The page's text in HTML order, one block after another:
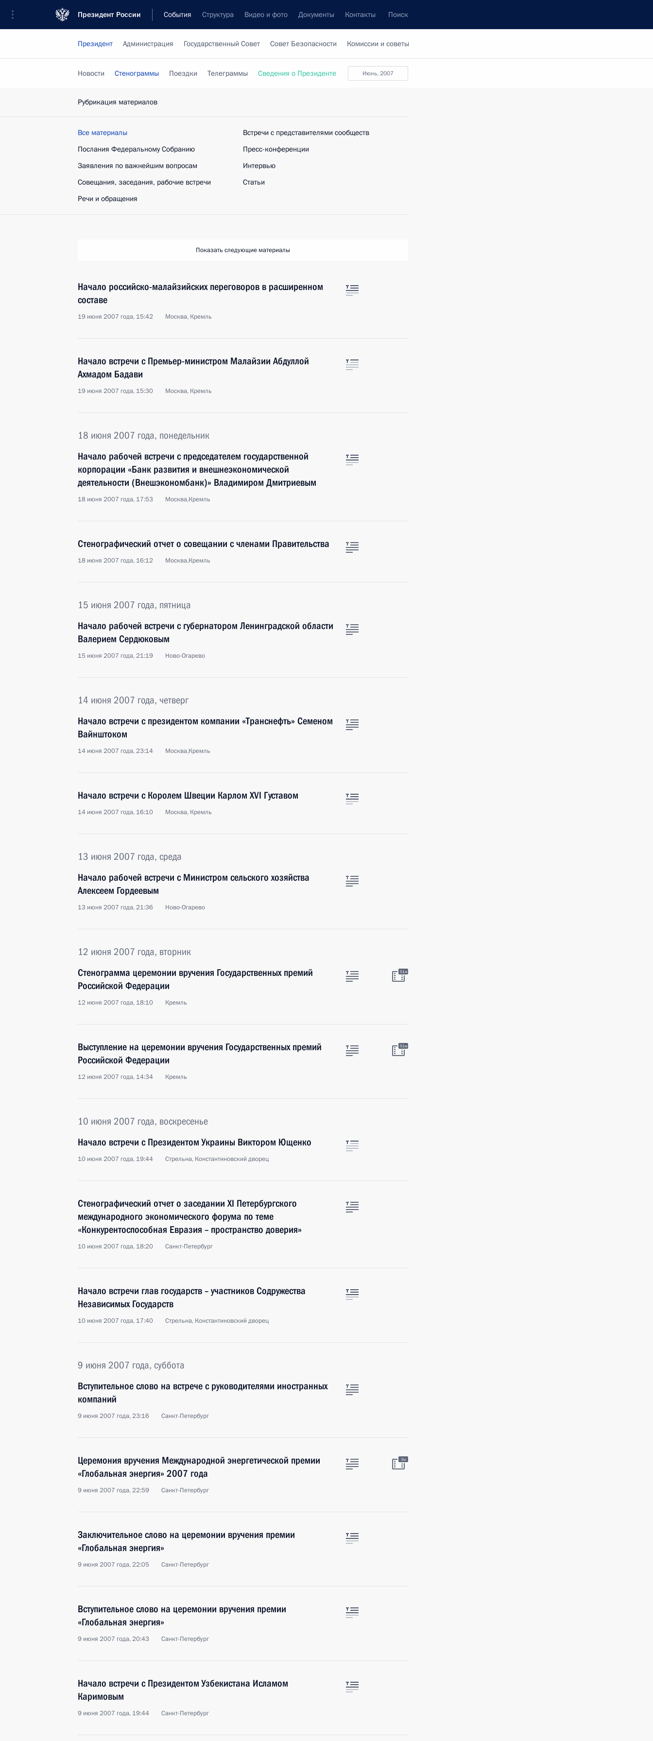
Президент России События Структура Видео и фото Документы Контакты Поиск
Президент Администрация Государственный Совет Совет Безопасности Комиссии и советы
Июнь, 2007
Новости Стенограммы Поездки Телеграммы Сведения о Президенте
Рубрикация материалов
Все материалы
Послания Федеральному Собранию
Заявления по важнейшим вопросам
Совещания, заседания, рабочие встречи
Речи и обращения
Встречи с представителями сообществ
Пресс-конференции
Интервью
Статьи
Показать следующие материалы
Начало российско-малайзийских переговоров в расширенном
составе
19 июня 2007 года, 15:42 Москва, Кремль
Начало встречи с Премьер-министром Малайзии Абдуллой
Ахмадом Бадави
19 июня 2007 года, 15:30 Москва, Кремль
18 июня 2007 года, понедельник
Начало рабочей встречи с председателем государственной
корпорации «Банк развития и внешнеэкономической
деятельности (Внешэкономбанк)» Владимиром Дмитриевым
18 июня 2007 года, 17:53 Москва,Кремль
Стенографический отчет о совещании с членами Правительства
18 июня 2007 года, 16:12 Москва,Кремль
15 июня 2007 года, пятница
Начало рабочей встречи с губернатором Ленинградской области
Валерием Сердюковым
15 июня 2007 года, 21:19 Ново-Огарево
14 июня 2007 года, четверг
Начало встречи с президентом компании «Транснефть» Семеном
Вайнштоком
14 июня 2007 года, 23:14 Москва,Кремль
Начало встречи с Королем Швеции Карлом XVI Густавом
14 июня 2007 года, 16:10 Москва, Кремль
13 июня 2007 года, среда
Начало рабочей встречи с Министром сельского хозяйства
Алексеем Гордеевым
13 июня 2007 года, 21:36 Ново-Огарево
12 июня 2007 года, вторник
Стенограмма церемонии вручения Государственных премий
Российской Федерации
12 июня 2007 года, 18:10 Кремль
51м
Выступление на церемонии вручения Государственных премий
Российской Федерации
12 июня 2007 года, 14:34 Кремль
51м
10 июня 2007 года, воскресенье
Начало встречи с Президентом Украины Виктором Ющенко
10 июня 2007 года, 19:44 Стрельна, Константиновский дворец
Стенографический отчет о заседании XI Петербургского
международного экономического форума по теме
«Конкурентоспособная Евразия – пространство доверия»
10 июня 2007 года, 18:20 Санкт-Петербург
Начало встречи глав государств – участников Содружества
Независимых Государств
10 июня 2007 года, 17:40 Стрельна, Константиновский дворец
9 июня 2007 года, суббота
Вступительное слово на встрече с руководителями иностранных
компаний
9 июня 2007 года, 23:16 Санкт-Петербург
Церемония вручения Международной энергетической премии
«Глобальная энергия» 2007 года
9 июня 2007 года, 22:59 Санкт-Петербург
3м
Заключительное слово на церемонии вручения премии
«Глобальная энергия»
9 июня 2007 года, 22:05 Санкт-Петербург
Вступительное слово на церемонии вручения премии
«Глобальная энергия»
9 июня 2007 года, 20:43 Санкт-Петербург
Начало встречи с Президентом Узбекистана Исламом
Каримовым
9 июня 2007 года, 19:44 Санкт-Петербург